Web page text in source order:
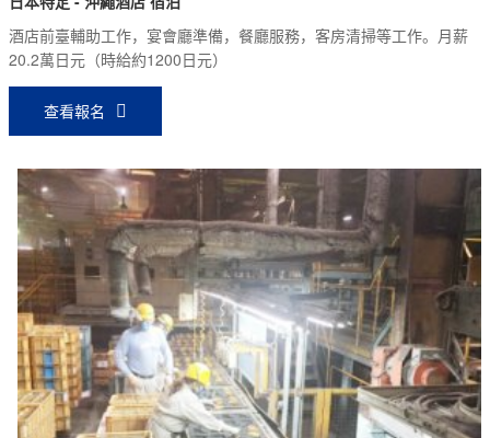
酒店前臺輔助工作，宴會廳準備，餐廳服務，客房清掃等工作。月薪
20.2萬日元（時給約1200日元）
查看報名